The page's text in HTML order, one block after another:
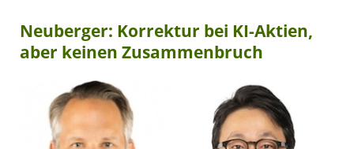
Neuberger: Korrektur bei KI-Aktien,
aber keinen Zusammenbruch